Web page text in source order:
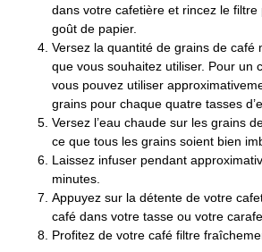
dans votre cafetière et rincez le
goût de papier.
Versez la quantité de grains de café
que vous souhaitez utiliser. Pour un
vous pouvez utiliser
grains pour chaque quatre tasses
Versez l’eau chaude sur les grains
ce que tous les grains soient bien
Laissez infuser pendant
minutes.
Appuyez sur la détente de votre
café dans votre tasse ou votre carafe.
Profitez de votre café filtre